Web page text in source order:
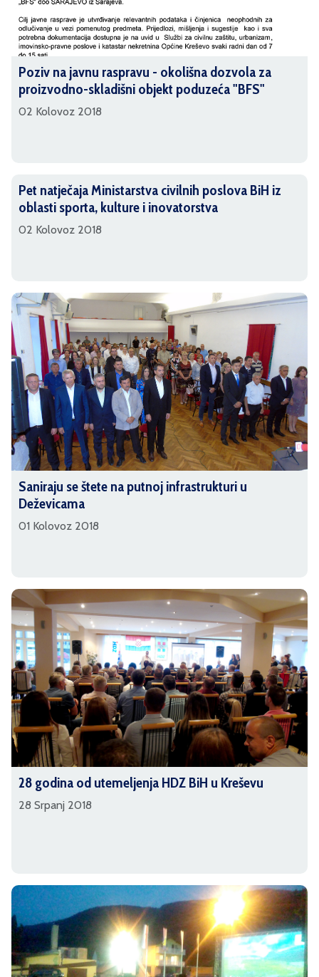
Poziv na javnu raspravu - okolišna dozvola za
proizvodno-skladišni objekt poduzeća "BFS"
02 Kolovoz 2018
Pet natječaja Ministarstva civilnih poslova BiH iz
oblasti sporta, kulture i inovatorstva
02 Kolovoz 2018
Saniraju se štete na putnoj infrastrukturi u
Deževicama
01 Kolovoz 2018
28 godina od utemeljenja HDZ BiH u Kreševu
28 Srpanj 2018